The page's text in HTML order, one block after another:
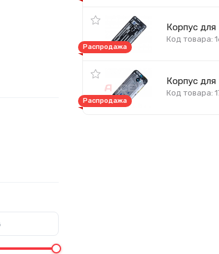
Корпус для
Код товара:
Распродажа
Корпус для
Код товара:
Распродажа